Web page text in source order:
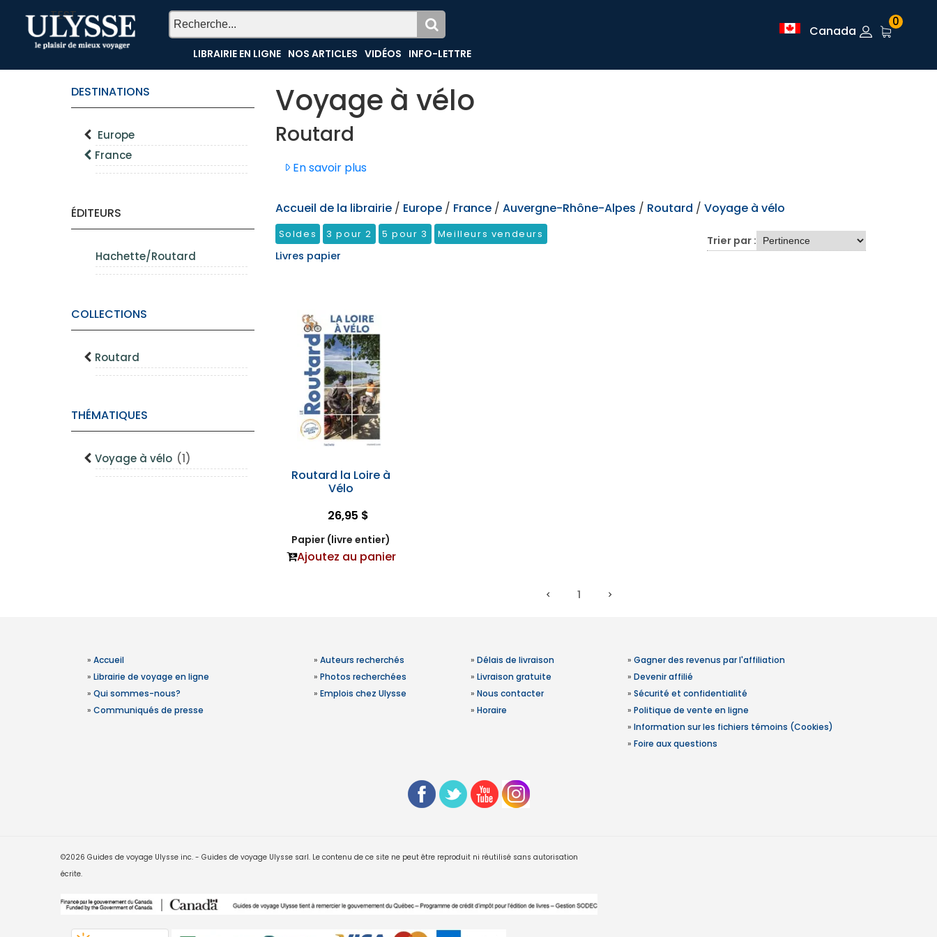
TEST
LIBRAIRIE EN LIGNE NOS ARTICLES VIDÉOS INFO-LETTRE
Canada
0
DESTINATIONS
Europe
France
ÉDITEURS
Hachette/Routard
COLLECTIONS
Routard
THÉMATIQUES
Voyage à vélo (1)
Voyage à vélo
Routard
En savoir plus
Accueil de la librairie / Europe / France / Auvergne-Rhône-Alpes / Routard / Voyage à vélo
Soldes 3 pour 2 5 pour 3 Meilleurs vendeurs
Livres papier
Trier par :
Routard la Loire à
Vélo
26,95 $
Papier (livre entier)
Ajoutez au panier
1
» Accueil
» Librairie de voyage en ligne
» Qui sommes-nous?
» Communiqués de presse
» Auteurs recherchés
» Photos recherchées
» Emplois chez Ulysse
» Délais de livraison
» Livraison gratuite
» Nous contacter
» Horaire
» Gagner des revenus par l'affiliation
» Devenir affilié
» Sécurité et confidentialité
» Politique de vente en ligne
» Information sur les fichiers témoins (Cookies)
» Foire aux questions
©2026 Guides de voyage Ulysse inc. - Guides de voyage Ulysse sarl. Le contenu de ce site ne peut être reproduit ni réutilisé sans autorisation
écrite.